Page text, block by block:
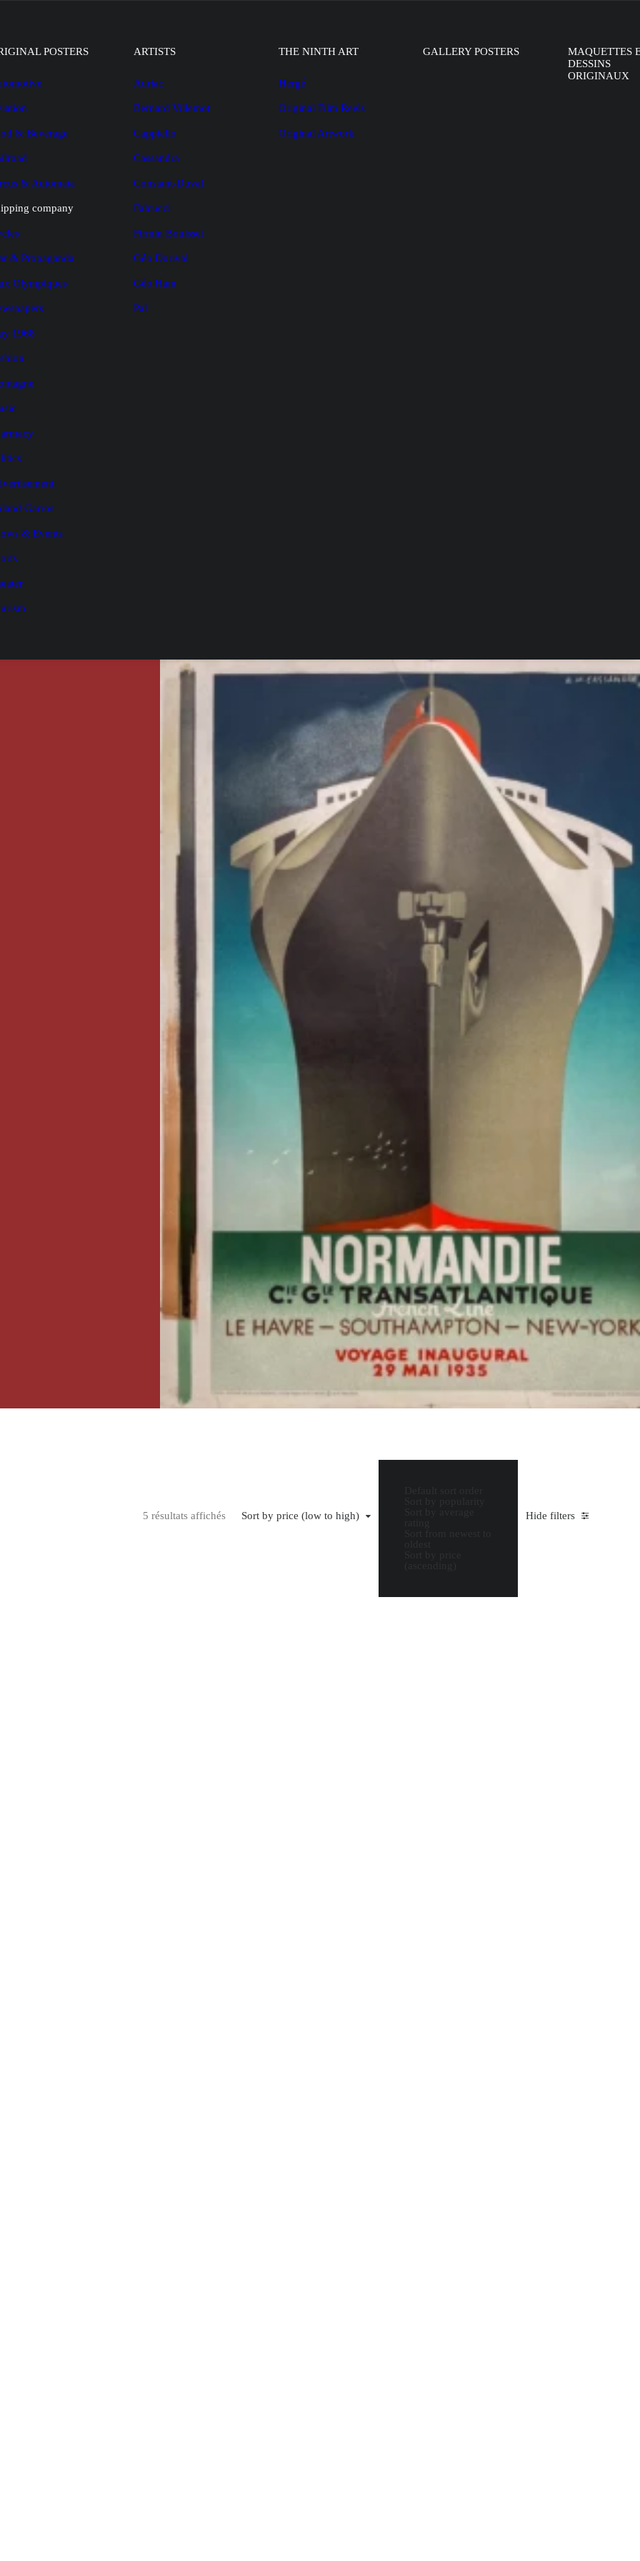
POSTERS
& Beverage
& Automata
company
& Propaganda
Olympiques
1968
Garros
& Events
ARTISTS
Auriac
Bernard Villemot
Cappiello
Cassandra
Constant-Duval
Falcucci
Firmin Bouisset
Géo Dorival
Géo Ham
Pal
THE NINTH ART
Hergé
Original Film Reels
Original Artwork
GALLERY POSTERS
MAQUETTES
DESSINS
ORIGINAUX
Hide filters
Sort by price (low to high)
5 résultats affichésTrié par prix décroissant